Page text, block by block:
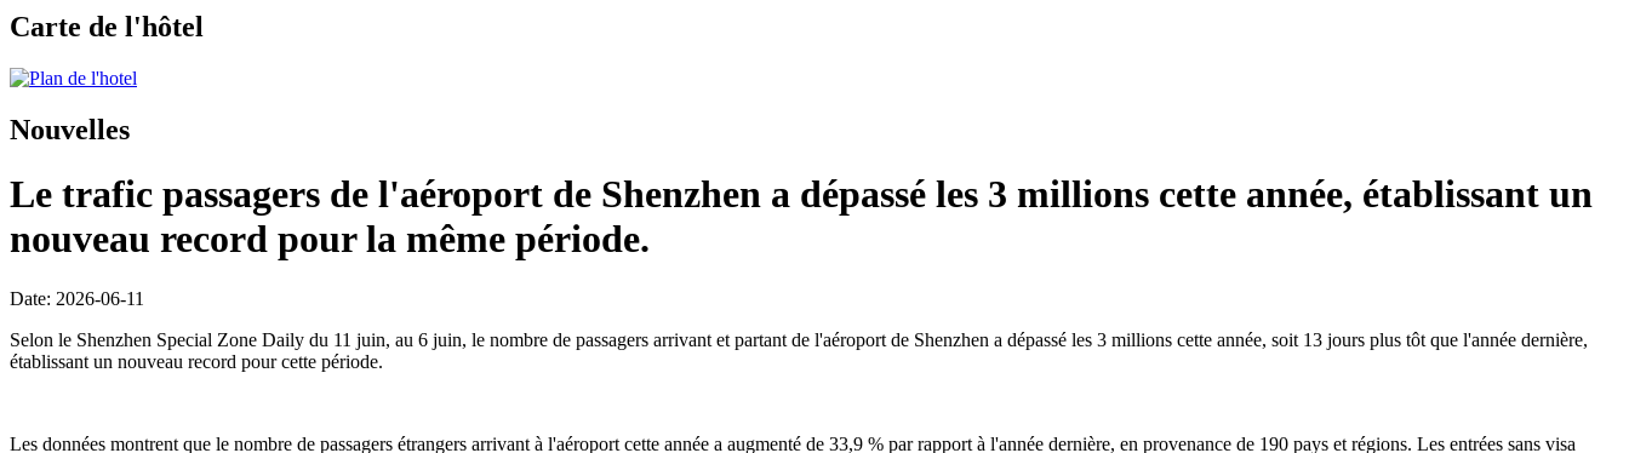
Carte de l'hôtel
Nouvelles
Le trafic passagers de l'aéroport de Shenzhen a dépassé les 3 millions cette année, établissant un
nouveau record pour la même période.
Date: 2026-06-11
Selon le Shenzhen Special Zone Daily du 11 juin, au 6 juin, le nombre de passagers arrivant et partant de l'aéroport de Shenzhen a dépassé les 3 millions cette année, soit 13 jours plus tôt que l'année dernière,
établissant un nouveau record pour cette période.
Les données montrent que le nombre de passagers étrangers arrivant à l'aéroport cette année a augmenté de 33,9 % par rapport à l'année dernière, en provenance de 190 pays et régions. Les entrées sans visa